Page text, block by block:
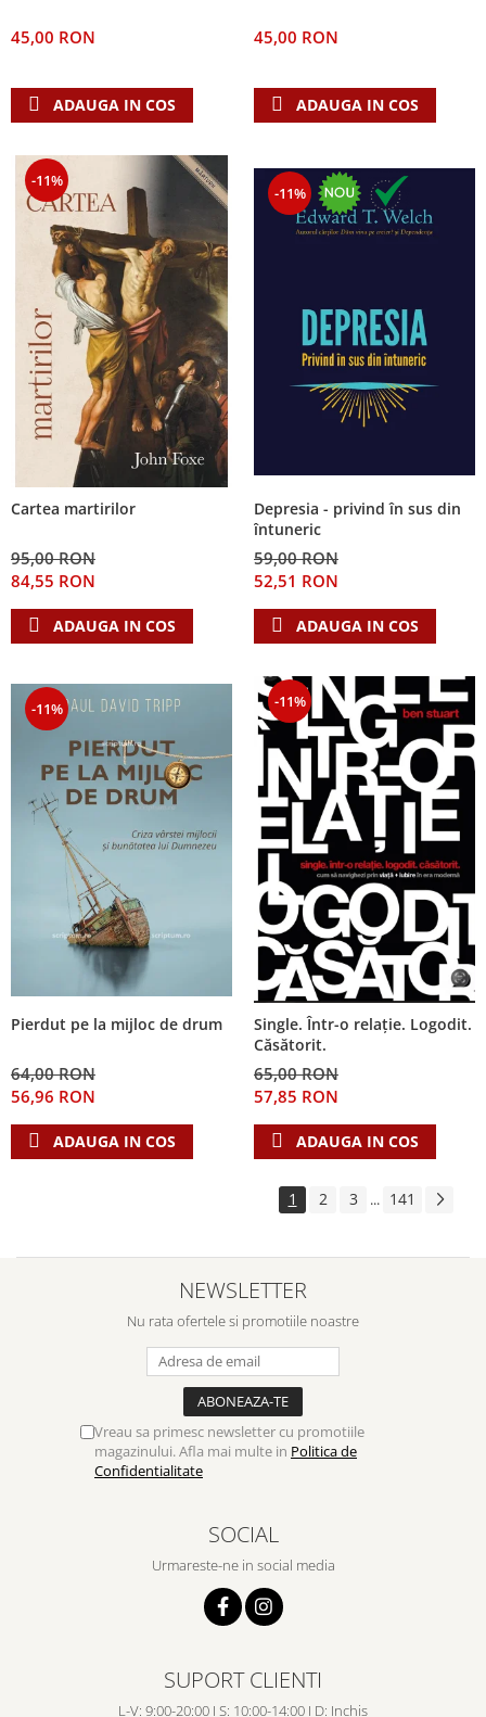
45,00 RON
ADAUGA IN COS
45,00 RON
ADAUGA IN COS
-11%
Cartea martirilor
95,00 RON
84,55 RON
ADAUGA IN COS
-11%
Depresia - privind în sus din
întuneric
59,00 RON
52,51 RON
ADAUGA IN COS
-11%
Pierdut pe la mijloc de drum
64,00 RON
56,96 RON
ADAUGA IN COS
-11%
Single. Într-o relație. Logodit.
Căsătorit.
65,00 RON
57,85 RON
ADAUGA IN COS
1 2 3 ... 141
NEWSLETTER
Nu rata ofertele si promotiile noastre
Vreau sa primesc newsletter cu promotiile
magazinului. Afla mai multe in Politica de
Confidentialitate
SOCIAL
Urmareste-ne in social media
SUPORT CLIENTI
L-V: 9:00-20:00 I S: 10:00-14:00 I D: Inchis